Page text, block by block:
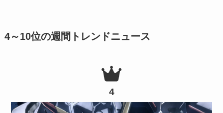
4～10位の週間トレンドニュース
4